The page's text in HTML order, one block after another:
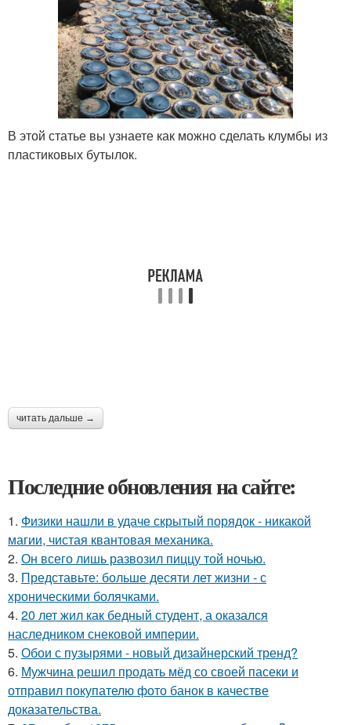
В этой статье вы узнаете как можно сделать клумбы из
пластиковых бутылок.
читать дальше →
Последние обновления на сайте:
1. Физики нашли в удаче скрытый порядок - никакой
магии, чистая квантовая механика.
2. Он всего лишь развозил пиццу той ночью.
3. Представьте: больше десяти лет жизни - с
хроническими болячками.
4. 20 лет жил как бедный студент, а оказался
наследником снековой империи.
5. Обои с пузырями - новый дизайнерский тренд?
6. Мужчина решил продать мёд со своей пасеки и
отправил покупателю фото банок в качестве
доказательства.